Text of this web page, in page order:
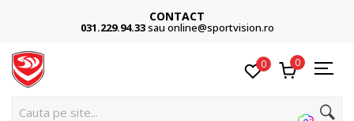
CONTACT
031.229.94.33sau online@sportvision.ro
0 0
Cauta pe site...